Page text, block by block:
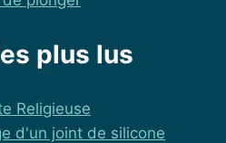
plus lus
Religieuse
d'un joint de silicone